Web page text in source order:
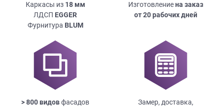
Каркасы из 18мм
ЛДСП EGGER
Фурнитура BLUM
Изготовлениена заказ
от 20 рабочих дней
> 800 видовфасадов
Замер, доставка,